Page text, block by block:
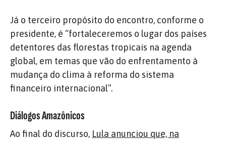
Já o terceiro propósito do encontro, conforme o
presidente, é “fortaleceremos o lugar dos países
detentores das florestas tropicais na agenda
global, em temas que vão do enfrentamento à
mudança do clima à reforma do sistema
financeiro internacional”.
Diálogos Amazônicos
Ao final do discurso, Lula anunciou que, na